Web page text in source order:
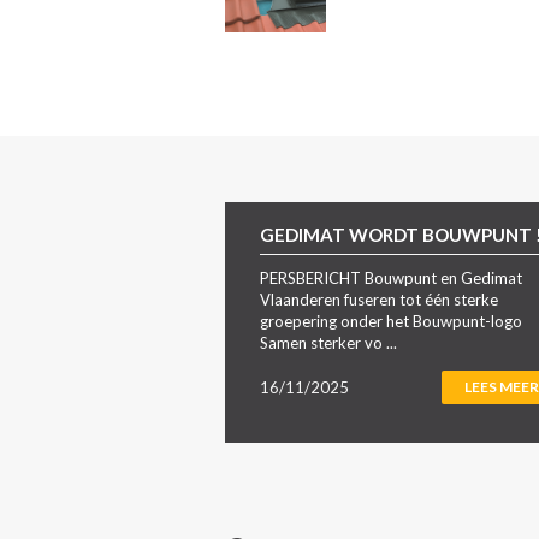
GEDIMAT WORDT BOUWPUNT
PERSBERICHT Bouwpunt en Gedimat
Vlaanderen fuseren tot één sterke
groepering onder het Bouwpunt-logo
Samen sterker vo ...
16/11/2025 LEES MEER